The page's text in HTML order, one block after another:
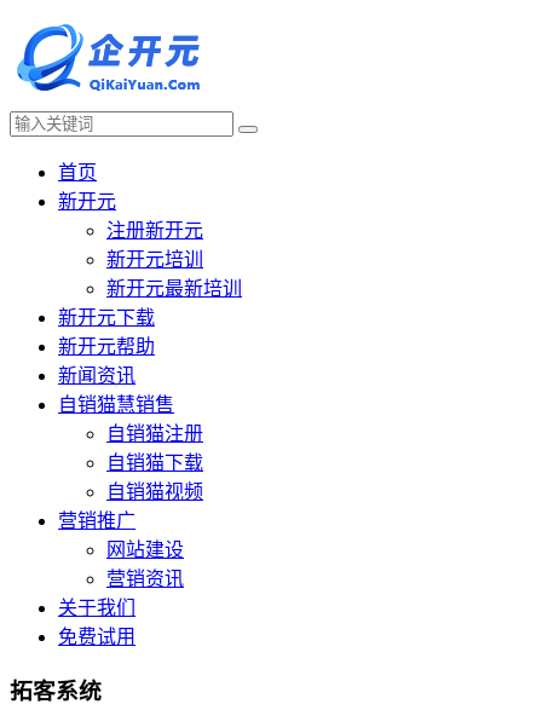
首页
新开元
注册新开元
新开元培训
新开元最新培训
新开元下载
新开元帮助
新闻资讯
自销猫慧销售
自销猫注册
自销猫下载
自销猫视频
营销推广
网站建设
营销资讯
关于我们
免费试用
拓客系统